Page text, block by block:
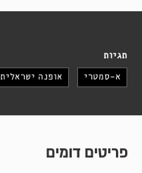
תגיות
א-סמטרי אופנה ישראלית
פריטים דומים